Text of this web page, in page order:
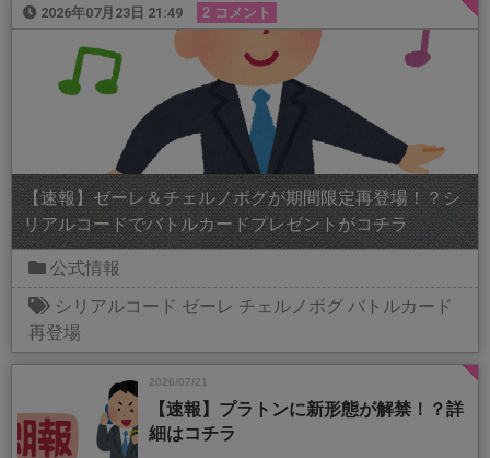
2026年07月23日 21:49 2 コメント
【速報】ゼーレ＆チェルノボグが期間限定再登場！？シ
リアルコードでバトルカードプレゼントがコチラ
公式情報
シリアルコード ゼーレ チェルノボグ バトルカード
再登場
2026/07/21
【速報】プラトンに新形態が解禁！？詳
細はコチラ